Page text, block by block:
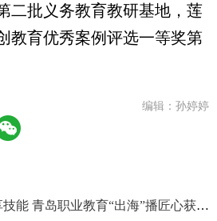
二批义务教育教研基地，莲
教育优秀案例评选一等奖第
编辑：孙婷婷
(侨瞧青岛)跨越山海共享技能 青岛职业教育“出海”播匠心获双赢